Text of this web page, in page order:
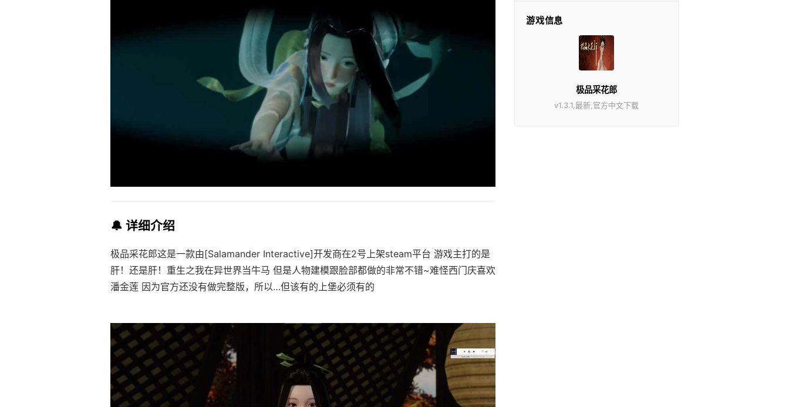
🔔 详细介绍
极品采花郎这是一款由[Salamander Interactive]开发商在2号上架steam平台 游戏主打的是
肝！还是肝！重生之我在异世界当牛马 但是人物建模跟脸部都做的非常不错~难怪西门庆喜欢
潘金莲 因为官方还没有做完整版，所以…但该有的上堡必须有的
游戏信息
极品采花郎
v1.3.1,最新,官方中文下载